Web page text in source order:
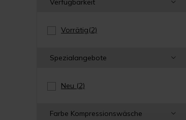
Verfügbarkeit
Vorrätig(2)
Spezialangebote
Neu (2)
Farbe Kompressionswäsche